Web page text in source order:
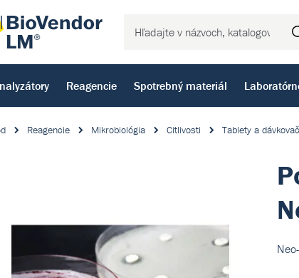
Reagencie Spotrebný materiál
Reagencie Mikrobiológia Citlivosti Tablety a